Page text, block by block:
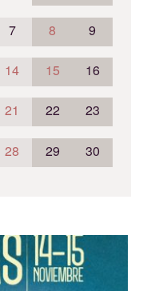
7 8 9
14 15 16
21 22 23
28 29 30